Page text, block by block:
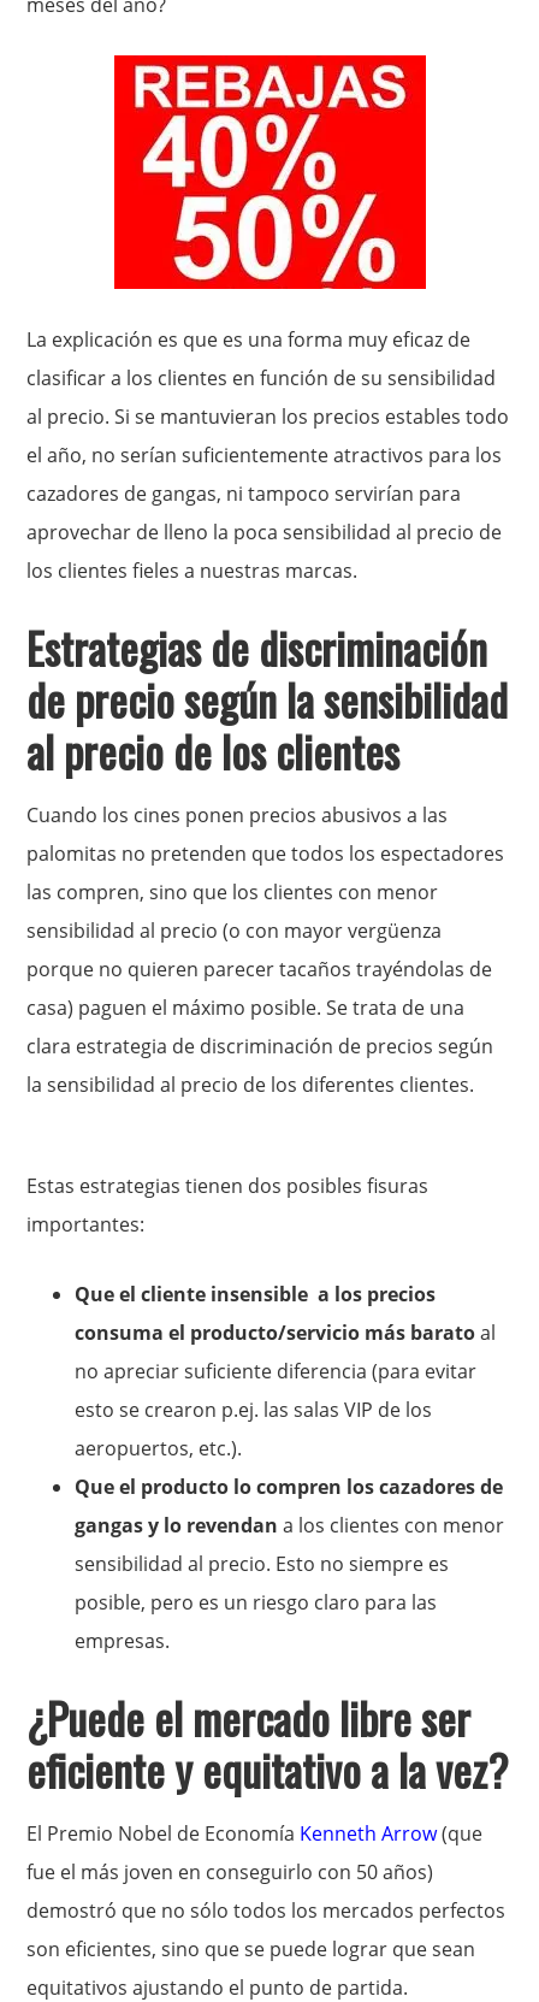
La explicación es que es una forma muy eficaz de
clasificar a los clientes en función de su sensibilidad
al precio. Si se mantuvieran los precios estables todo
el año, no serían suficientemente atractivos para los
cazadores de gangas, ni tampoco servirían para
aprovechar de lleno la poca sensibilidad al precio de
los clientes fieles a nuestras marcas.
Estrategias de discriminación
de precio según la sensibilidad
al precio de los clientes
Cuando los cines ponen precios abusivos a las
palomitas no pretenden que todos los espectadores
las compren, sino que los clientes con menor
sensibilidad al precio (o con mayor vergüenza
porque no quieren parecer tacaños trayéndolas de
casa) paguen el máximo posible. Se trata de una
clara estrategia de discriminación de precios según
la sensibilidad al precio de los diferentes clientes.
Estas estrategias tienen dos posibles fisuras
importantes:
Que el cliente insensible a los precios
consuma el producto/servicio más baratoal
no apreciar suficiente diferencia (para evitar
esto se crearon p.ej. las salas VIP de los
aeropuertos, etc.).
Que el producto lo compren los cazadores de
gangas y lo revendan a los clientes con menor
sensibilidad al precio. Esto no siempre es
posible, pero es un riesgo claro para las
empresas.
¿Puede el mercado libre ser
eficiente y equitativo a la vez?
El Premio Nobel de Economía Kenneth Arrow(que
fue el más joven en conseguirlo con 50 años)
demostró que no sólo todos los mercados perfectos
son eficientes, sino que se puede lograr que sean
equitativos ajustando el punto de partida.